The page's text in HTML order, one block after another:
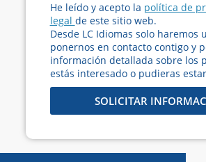
He leído y acepto la política de
legal de este sitio web.
Desde LC Idiomas solo haremos
ponernos en contacto contigo y
información detallada sobre los
estás interesado o pudieras
SOLICITAR